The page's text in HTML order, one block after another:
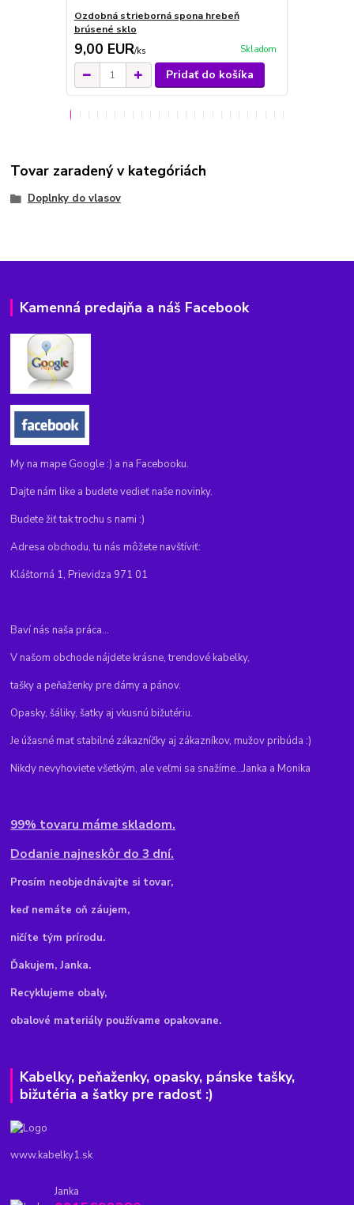
Ozdobná strieborná spona hrebeň
brúsené sklo
9,00 EUR/ks Skladom
Pridať do košíka
Tovar zaradený v kategóriách
Doplnky do vlasov
Kamenná predajňa a náš Facebook
My na mape Google :) a na Facebooku.
Dajte nám like a budete vedieť naše novinky.
Budete žiť tak trochu s nami :)
Adresa obchodu, tu nás môžete navštíviť:
Kláštorná 1, Prievidza 971 01
Baví nás naša práca...
V našom obchode nájdete krásne, trendové kabelky,
tašky a peňaženky pre dámy a pánov.
Opasky, šáliky, šatky aj vkusnú bižutériu.
Je úžasné mať stabilné zákazníčky aj zákazníkov, mužov pribúda :)
Nikdy nevyhoviete všetkým, ale veľmi sa snažíme...Janka a Monika
99% tovaru máme skladom.
Dodanie najneskôr do 3 dní.
Prosím neobjednávajte si tovar,
keď nemáte oň záujem,
ničíte tým prírodu.
Ďakujem, Janka.
Recyklujeme obaly,
obalové materiály používame opakovane.
Kabelky, peňaženky, opasky, pánske tašky,
bižutéria a šatky pre radosť :)
www.kabelky1.sk
Janka